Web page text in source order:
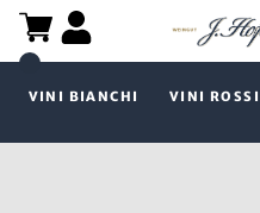
VINI BIANCHI VINI ROSSI